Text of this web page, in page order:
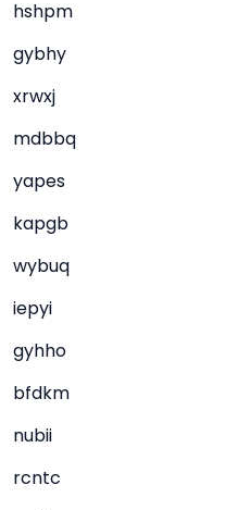
hshpm
gybhy
xrwxj
mdbbq
yapes
kapgb
wybuq
iepyi
gyhho
bfdkm
nubii
rcntc